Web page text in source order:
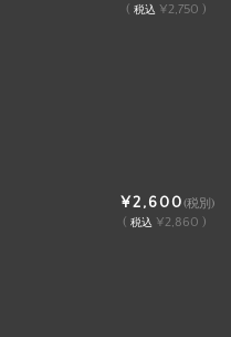
( 税込 ¥2,750 )
¥2,600(税別)
( 税込 ¥2,860 )